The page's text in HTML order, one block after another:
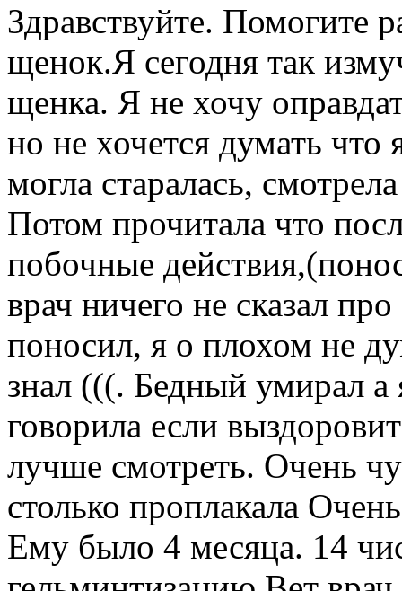
Здравствуйте. Помогите
щенок.Я сегодня так
щенка. Я не хочу
но не хочется думать что
могла старалась,
Потом прочитала что
побочные
врач ничего не сказал
поносил, я о плохом не
знал (((. Бедный умирал а
говорила если
лучше смотреть. Очень
столько проплакала
Ему было 4 месяца. 14